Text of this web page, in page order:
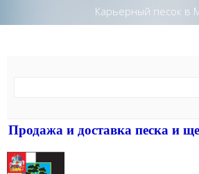
Карьерный песок в
Продажа и доставка песка и